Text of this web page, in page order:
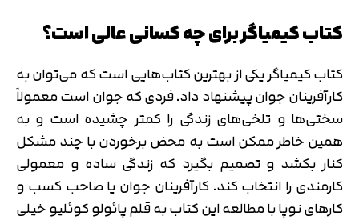
کتاب کیمیاگر برای چه کسانی عالی است؟
کتاب کیمیاگر یکی از بهترین کتاب‌هایی است که می‌توان به
کارآفرینان جوان پیشنهاد داد. فردی که جوان است معمولاً
سختی‌ها و تلخی‌های زندگی را کمتر چشیده است و به
همین خاطر ممکن است به محض برخوردن با چند مشکل
کنار بکشد و تصمیم بگیرد که زندگی ساده و معمولی
کارمندی را انتخاب کند. کارآفرینان جوان یا صاحب کسب و
کارهای نوپا با مطالعه این کتاب به قلم پائولو کوئلیو خیلی